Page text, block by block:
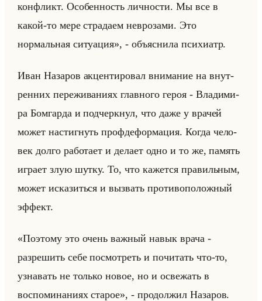
конфликт. Особенность личности. Мы все в
какой-то мере страдаем неврозами. Это
нормальная ситуация», - объяс­ни­ла пси­хи­атр.
Иван На­за­ров ак­цен­ти­ро­вал вни­ма­ние на внут­
рен­них пе­ре­жи­ва­ни­ях глав­но­го героя - Вла­ди­ми­
ра Бом­гар­да и под­черк­нул, что даже у вра­чей
может на­стиг­нуть проф­де­фор­ма­ция. Когда че­ло­
век долго ра­бо­та­ет и де­ла­ет одно и то же, па­мять
иг­ра­ет злую шутку. То, что ка­жет­ся пра­вильным,
может ис­ка­зиться и вы­звать про­ти­во­по­лож­ный
эф­фект.
«Поэтому это очень важный навык врача -
разрешить себе посмотреть и почитать что-то,
узнавать не только новое, но и освежать в
воспоминаниях старое», - про­дол­жил На­за­ров.